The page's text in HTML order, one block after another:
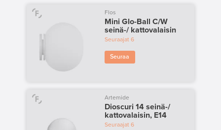
Flos
Mini Glo-Ball C/W
seinä-/ kattovalaisin
Seuraajat 6
Seuraa
Artemide
Dioscuri 14 seinä-/
kattovalaisin, E14
Seuraajat6